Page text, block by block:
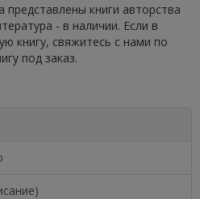
представлены книги авторства
- в наличии. Если в
книгу, свяжитесь с нами по
под заказ.